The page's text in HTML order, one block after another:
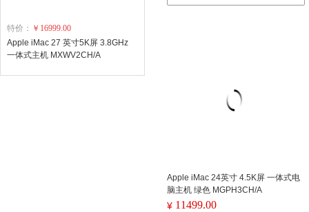
Apple iMac 24英寸 4.5K屏 一体式电
脑主机 绿色 MGPH3CH/A
¥ 11499.00
特价： ￥16999.00
Apple iMac 27 英寸5K屏 3.8GHz
一体式主机 MXWV2CH/A